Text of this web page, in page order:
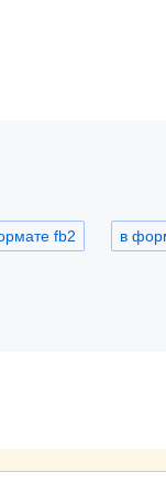
fb2 в